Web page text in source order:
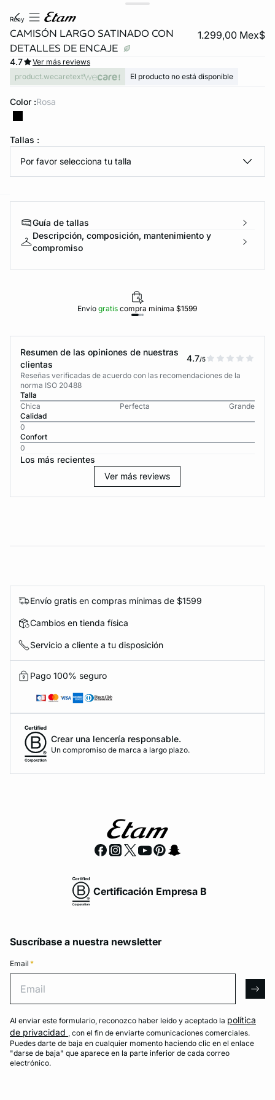
ahora
reny
CAMISÓN LARGO SATINADO CON
DETALLES DE ENCAJE
1.299,00 Mex$
4.7
Ver más reviews
product.wecaretext
El producto no está disponible
Color : rosa
Tallas :
Por favor selecciona tu talla
Guía de tallas
Descripción, composición, mantenimiento y
compromiso
Envíogratiscompra mínima $1599
Resumen de las opiniones de nuestras
clientas
4.7/5
Reseñas verificadas de acuerdo con las recomendaciones de la
norma ISO 20488
Talla
Chica
Perfecta
Grande
Calidad
0
Confort
0
Los más recientes
Ver más reviews
Envío gratis en compras mínimas de $1599
Cambios en tienda física
Servicio a cliente a tu disposición
Pago 100% seguro
Crear una lencería responsable.
Un compromiso de marca a largo plazo.
Certificación Empresa B
Suscríbase a nuestra newsletter
Email *
Al enviar este formulario, reconozco haber leído y aceptado la política
de privacidad , con el fin de enviarte comunicaciones comerciales.
Puedes darte de baja en cualquier momento haciendo clic en el enlace
"darse de baja" que aparece en la parte inferior de cada correo
electrónico.